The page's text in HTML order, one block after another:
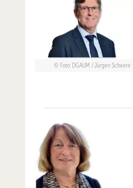
Foto: DGAUM / Jürgen Scheere